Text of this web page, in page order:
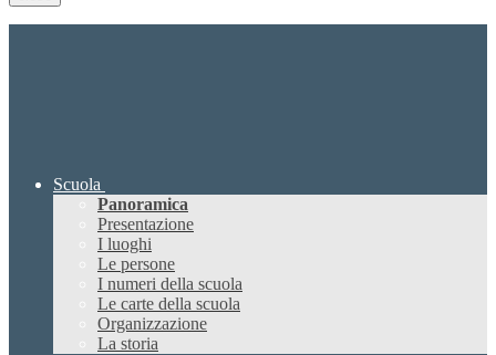
Scuola
Panoramica
Presentazione
I luoghi
Le persone
I numeri della scuola
Le carte della scuola
Organizzazione
La storia